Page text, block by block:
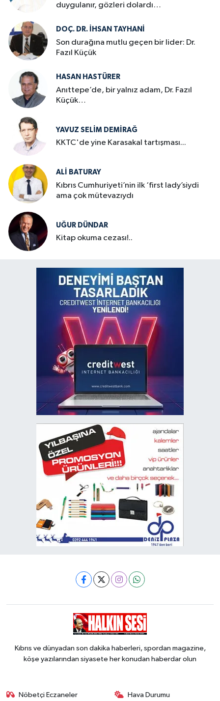
duygulanır, gözleri dolardı…
DOÇ. DR. İHSAN TAYHANI
Son durağına mutlu geçen bir lider: Dr.
Fazıl Küçük
HASAN HASTÜRER
Anıttepe’de, bir yalnız adam, Dr. Fazıl
Küçük…
YAVUZ SELIM DEMIRAĞ
KKTC'de yine Karasakal tartışması...
ALI BATURAY
Kıbrıs Cumhuriyeti’nin ilk ‘first lady’siydi
ama çok mütevazıydı
UĞUR DÜNDAR
Kitap okuma cezası!..
Kıbrıs ve dünyadan son dakika haberleri, spordan magazine,
köşe yazılarından siyasete her konudan haberdar olun
Nöbetçi Eczaneler Hava Durumu